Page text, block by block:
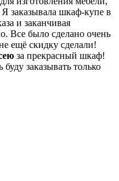
заказывала шкаф-купе в
и заканчивая
Все было сделано очень
ещё скидку сделали!
за прекрасный шкаф!
заказывать только